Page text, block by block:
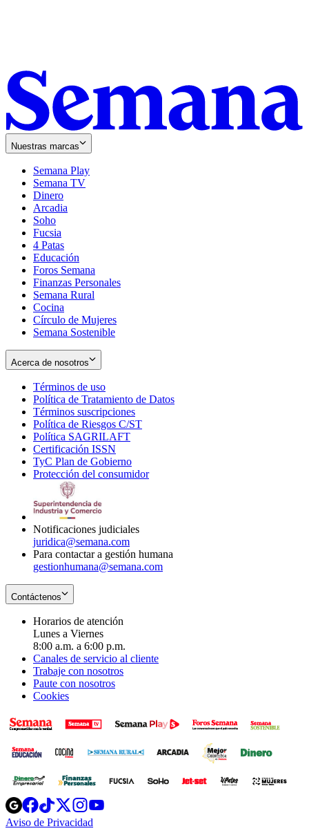
Nuestras marcas
Semana Play
Semana TV
Dinero
Arcadia
Soho
in
new
window
Fucsia
in
new
window
4 Patas
Educación
Foros Semana
Finanzas Personales
Semana Rural
Cocina
Círculo de Mujeres
Semana Sostenible
Acerca de nosotros
Términos de uso
in
new
window
Política de Tratamiento de Datos
Términos suscripciones
in
Política de Riesgos C/ST
Política SAGRILAFT
new
window
Certificación ISSN
in
new
TyC Plan de Gobierno
in
Protección del consumidorOpens
Notificaciones judiciales
juridica@semana.com
Para contactar a gestión humana
gestionhumana@semana.com
Contáctenos
Horarios de atención
Lunes a Viernes
8:00 a.m. a 6:00 p.m.
Canales de servicio al cliente
Trabaje con nosotros
Paute con nosotros
Cookies
Opens
in
new
Opens
in
new
Opens
in
new
Opens
new
Aviso de Privacidad